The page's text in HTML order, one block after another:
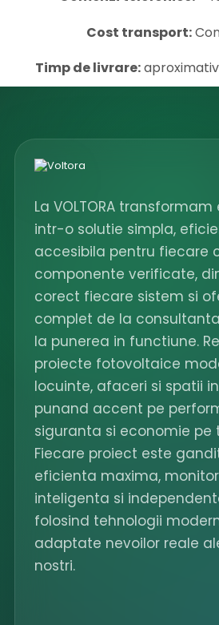
Cost transport:
Timp de livrare:
La VOLTORA
intr-o solutie simpla,
accesibila pentru fiecare
componente verificate,
corect fiecare sistem si
complet de la
la punerea in functiune.
proiecte fotovoltaice
locuinte, afaceri si spatii
punand accent pe
siguranta si economie pe
Fiecare proiect este
eficienta maxima,
inteligenta si
folosind tehnologii
adaptate nevoilor reale
nostri.